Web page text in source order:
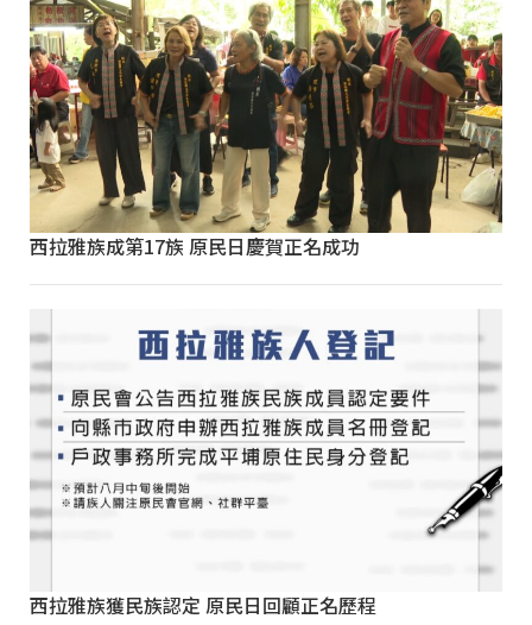
西拉雅族成第17族 原民日慶賀正名成功
西拉雅族獲民族認定 原民日回顧正名歷程